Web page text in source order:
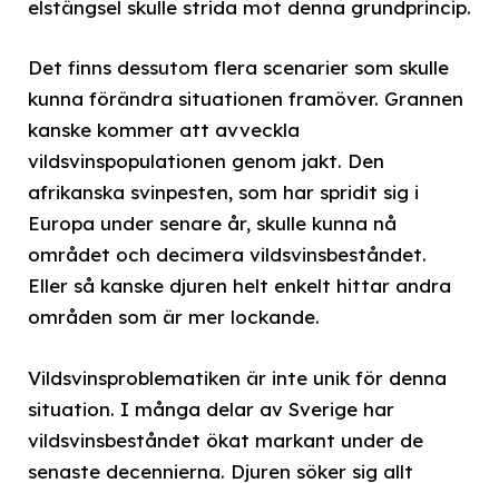
elstängsel skulle strida mot denna grundprincip.
Det finns dessutom flera scenarier som skulle
kunna förändra situationen framöver. Grannen
kanske kommer att avveckla
vildsvinspopulationen genom jakt. Den
afrikanska svinpesten, som har spridit sig i
Europa under senare år, skulle kunna nå
området och decimera vildsvinsbeståndet.
Eller så kanske djuren helt enkelt hittar andra
områden som är mer lockande.
Vildsvinsproblematiken är inte unik för denna
situation. I många delar av Sverige har
vildsvinsbeståndet ökat markant under de
senaste decennierna. Djuren söker sig allt